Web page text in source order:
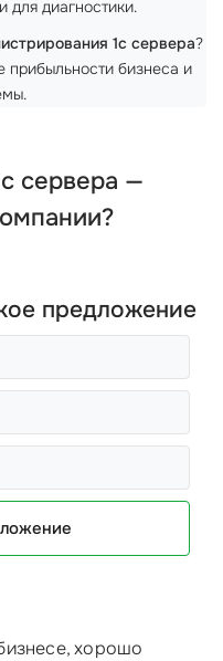
для диагностики.
1с сервера?
бизнеса и
сервера —
предложение
хорошо